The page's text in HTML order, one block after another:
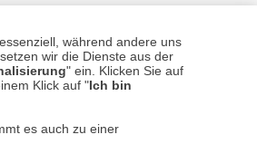
während andere uns
wir die Dienste aus der
" ein. Klicken Sie auf
Klick auf "Ich bin
es auch zu einer